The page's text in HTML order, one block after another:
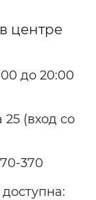
в центре
до 20:00
(вход со
370